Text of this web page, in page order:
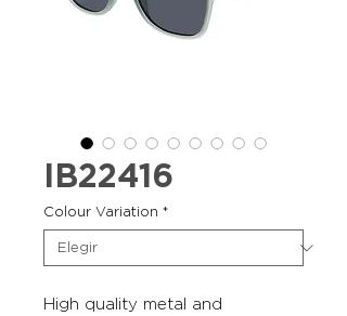
IB22416
Colour Variation *
High quality metal and